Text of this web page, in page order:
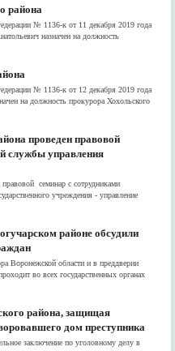
района
№ 1136-к от 11 декабря 2019 года
назначен на должность
№ 1136-к от 12 декабря 2019 года
на должность прокурора Хохольского
проведен правовой
службы управления
семинар с сотрудниками
учреждения - управление
районе обсудили
Воронежской области и в преддверии
во всех государственных органах
района, защищая
дом преступника
заключение по уголовному делу в